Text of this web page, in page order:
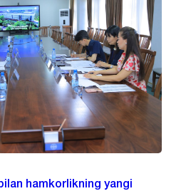
hamkorlikning yangi